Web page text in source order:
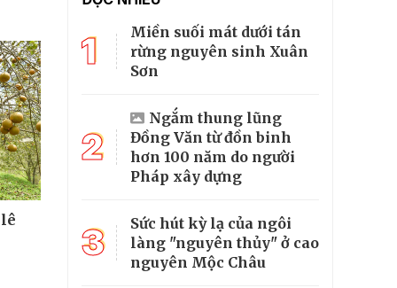
1
Miền suối mát dưới tán
rừng nguyên sinh Xuân
Sơn
2
Ngắm thung lũng
Đồng Văn từ đồn binh
hơn 100 năm do người
Pháp xây dựng
3
Sức hút kỳ lạ của ngôi
làng "nguyên thủy" ở cao
nguyên Mộc Châu